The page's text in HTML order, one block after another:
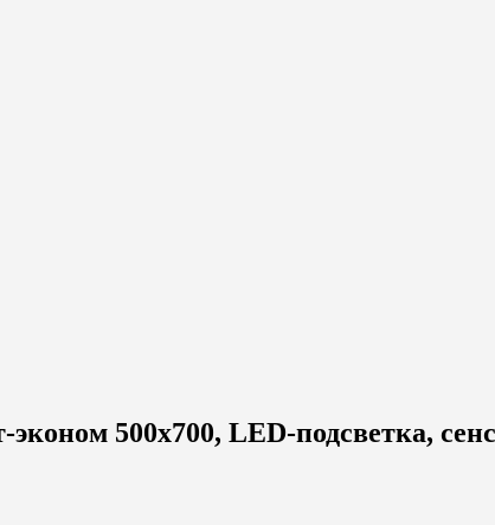
500х700, LED-подсветка,